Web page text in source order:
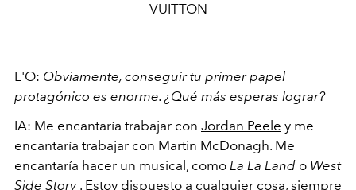
VUITTON
L'O: Obviamente, conseguir tu primer papel
protagónico es enorme. ¿Qué más esperas lograr?
IA: Me encantaría trabajar con Jordan Peele y me
encantaría trabajar con Martin McDonagh. Me
encantaría hacer un musical, como La La Land o West
Side Story. Estoy dispuesto a cualquier cosa, siempre